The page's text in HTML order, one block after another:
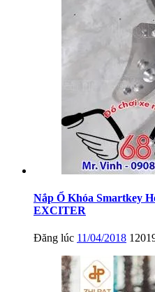
Nắp Ổ Khóa Smartkey
EXCITER
Đăng lúc 11/04/2018